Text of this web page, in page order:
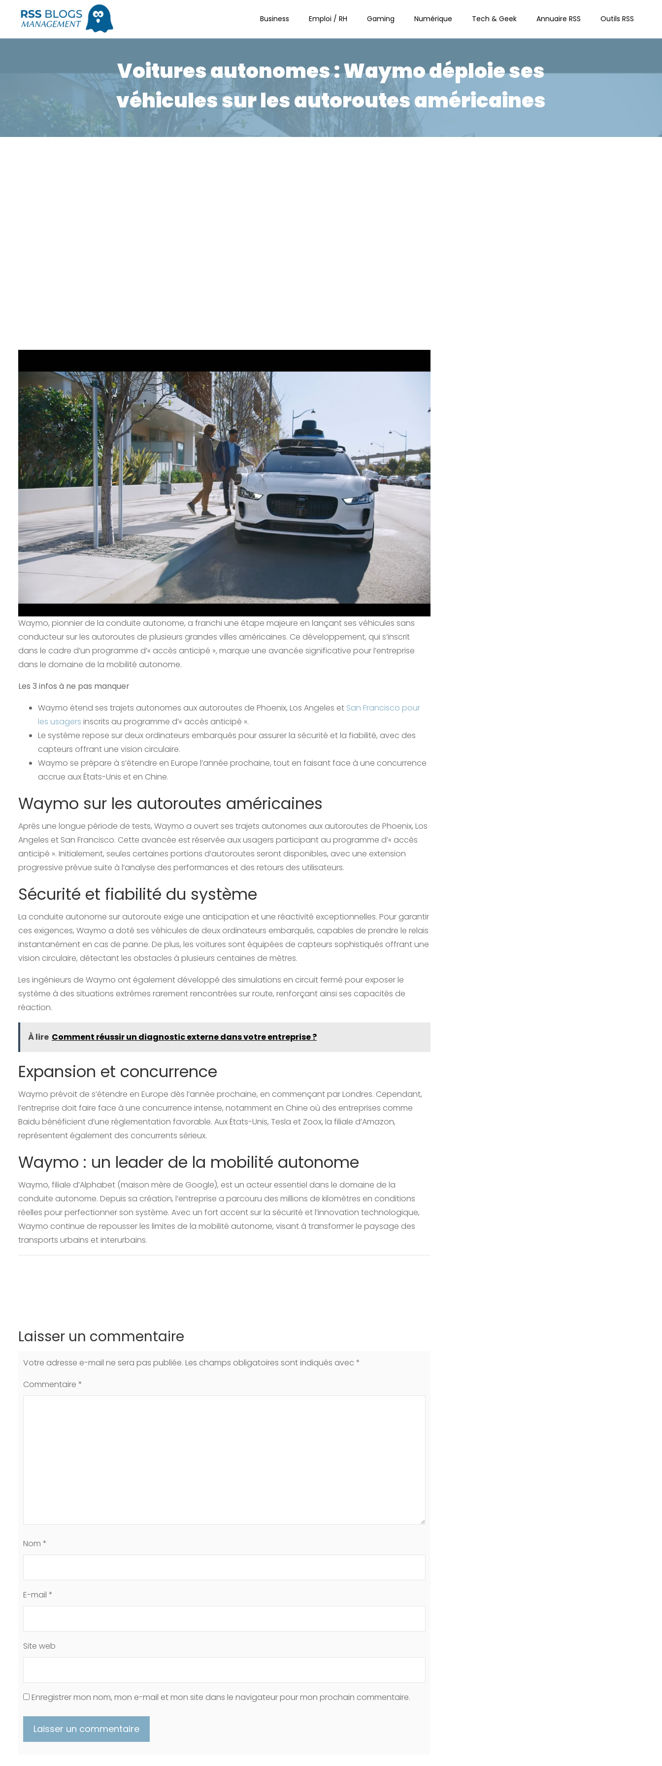
Business Emploi / RH Gaming Numérique Tech & Geek Annuaire RSS Outils RSS
Voitures autonomes : Waymo déploie ses
véhicules sur les autoroutes américaines
Waymo, pionnier de la conduite autonome, a franchi une étape majeure en lançant ses véhicules sans
conducteur sur les autoroutes de plusieurs grandes villes américaines. Ce développement, qui s’inscrit
dans le cadre d’un programme d’« accès anticipé », marque une avancée significative pour l’entreprise
dans le domaine de la mobilité autonome.
Les 3 infos à ne pas manquer
Waymo étend ses trajets autonomes aux autoroutes de Phoenix, Los Angeles et San Francisco pour
les usagers inscrits au programme d’« accès anticipé ».
Le système repose sur deux ordinateurs embarqués pour assurer la sécurité et la fiabilité, avec des
capteurs offrant une vision circulaire.
Waymo se prépare à s’étendre en Europe l’année prochaine, tout en faisant face à une concurrence
accrue aux États-Unis et en Chine.
Waymo sur les autoroutes américaines
Après une longue période de tests, Waymo a ouvert ses trajets autonomes aux autoroutes de Phoenix, Los
Angeles et San Francisco. Cette avancée est réservée aux usagers participant au programme d’« accès
anticipé ». Initialement, seules certaines portions d’autoroutes seront disponibles, avec une extension
progressive prévue suite à l’analyse des performances et des retours des utilisateurs.
Sécurité et fiabilité du système
La conduite autonome sur autoroute exige une anticipation et une réactivité exceptionnelles. Pour garantir
ces exigences, Waymo a doté ses véhicules de deux ordinateurs embarqués, capables de prendre le relais
instantanément en cas de panne. De plus, les voitures sont équipées de capteurs sophistiqués offrant une
vision circulaire, détectant les obstacles à plusieurs centaines de mètres.
Les ingénieurs de Waymo ont également développé des simulations en circuit fermé pour exposer le
système à des situations extrêmes rarement rencontrées sur route, renforçant ainsi ses capacités de
réaction.
À lire Comment réussir un diagnostic externe dans votre entreprise ?
Expansion et concurrence
Waymo prévoit de s’étendre en Europe dès l’année prochaine, en commençant par Londres. Cependant,
l’entreprise doit faire face à une concurrence intense, notamment en Chine où des entreprises comme
Baidu bénéficient d’une réglementation favorable. Aux États-Unis, Tesla et Zoox, la filiale d’Amazon,
représentent également des concurrents sérieux.
Waymo : un leader de la mobilité autonome
Waymo, filiale d’Alphabet (maison mère de Google), est un acteur essentiel dans le domaine de la
conduite autonome. Depuis sa création, l’entreprise a parcouru des millions de kilomètres en conditions
réelles pour perfectionner son système. Avec un fort accent sur la sécurité et l’innovation technologique,
Waymo continue de repousser les limites de la mobilité autonome, visant à transformer le paysage des
transports urbains et interurbains.
Laisser un commentaire
Votre adresse e-mail ne sera pas publiée. Les champs obligatoires sont indiqués avec *
Commentaire *
Nom *
E-mail *
Site web
Enregistrer mon nom, mon e-mail et mon site dans le navigateur pour mon prochain commentaire.